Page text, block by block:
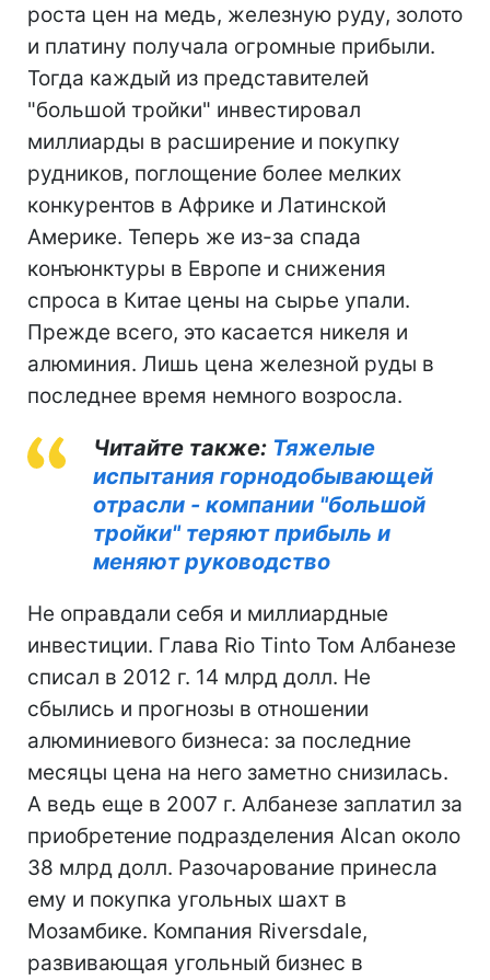
роста цен на медь, железную руду, золото
и платину получала огромные прибыли.
Тогда каждый из представителей
"большой тройки" инвестировал
миллиарды в расширение и покупку
рудников, поглощение более мелких
конкурентов в Африке и Латинской
Америке. Теперь же из-за спада
конъюнктуры в Европе и снижения
спроса в Китае цены на сырье упали.
Прежде всего, это касается никеля и
алюминия. Лишь цена железной руды в
последнее время немного возросла.
Читайте также: Тяжелые
испытания горнодобывающей
отрасли - компании "большой
тройки" теряют прибыль и
меняют руководство
Не оправдали себя и миллиардные
инвестиции. Глава Rio Tinto Том Албанезе
списал в 2012 г. 14 млрд долл. Не
сбылись и прогнозы в отношении
алюминиевого бизнеса: за последние
месяцы цена на него заметно снизилась.
А ведь еще в 2007 г. Албанезе заплатил за
приобретение подразделения Alcan около
38 млрд долл. Разочарование принесла
ему и покупка угольных шахт в
Мозамбике. Компания Riversdale,
развивающая угольный бизнес в